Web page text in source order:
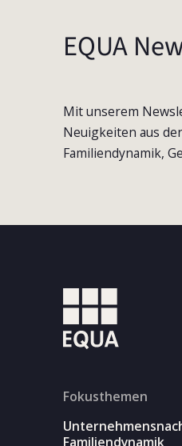
EQUA
Mit unserem
Neuigkeiten aus
Familiendynamik,
Fokusthemen
Familiendynamik